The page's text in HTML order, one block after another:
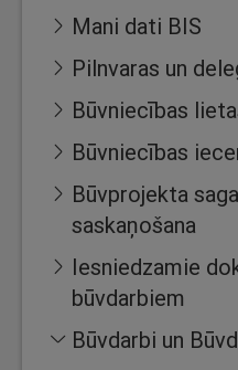
Mani dati BIS
Pilnvaras un
Būvniecības
Būvniecības
Būvprojekta
saskaņošana
Iesniedzamie
būvdarbiem
Būvdarbi un